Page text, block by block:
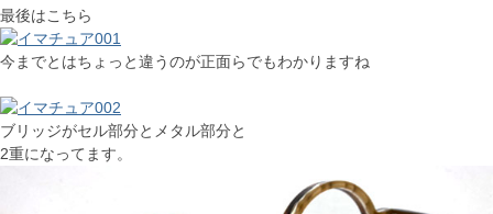
最後はこちら
今までとはちょっと違うのが正面らでもわかりますね
ブリッジがセル部分とメタル部分と
2重になってます。